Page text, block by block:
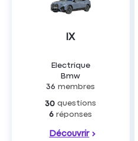
IX
Electrique
Bmw
36 membres
30 questions
6 réponses
Découvrir